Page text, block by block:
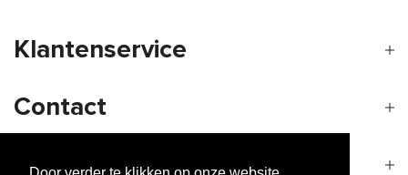
Klantenservice
Contact
Openingstijden